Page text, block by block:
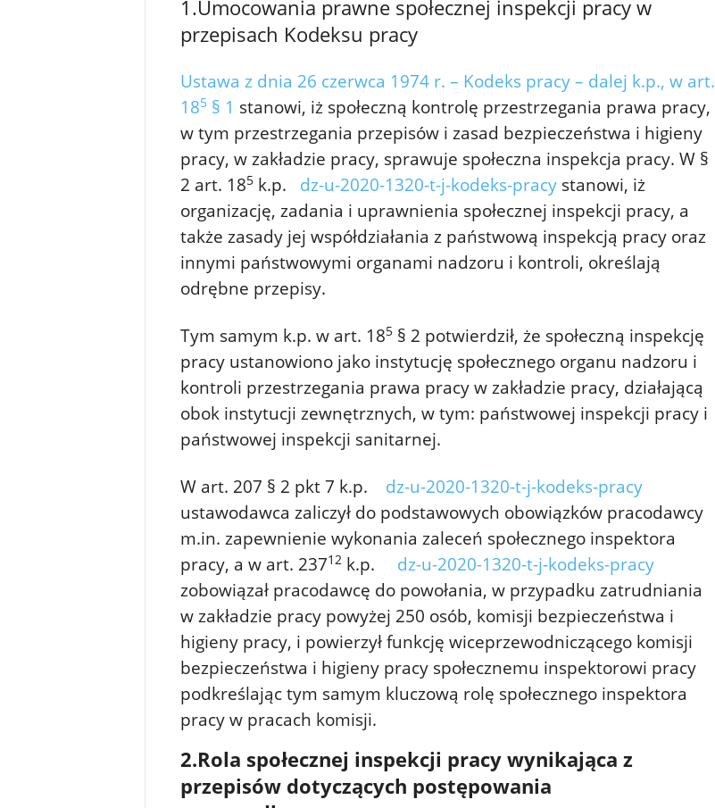
1.Umocowania prawne społecznej inspekcji pracy w
przepisach Kodeksu pracy
Ustawa z dnia 26 czerwca 1974 r. – Kodeks pracy – dalej k.p., w art.
185§ 1 stanowi, iż społeczną kontrolę przestrzegania prawa pracy,
w tym przestrzegania przepisów i zasad bezpieczeństwa i higieny
pracy, w zakładzie pracy, sprawuje społeczna inspekcja pracy. W §
2 art. 185k.p. dz-u-2020-1320-t-j-kodeks-pracystanowi, iż
organizację, zadania i uprawnienia społecznej inspekcji pracy, a
także zasady jej współdziałania z państwową inspekcją pracy oraz
innymi państwowymi organami nadzoru i kontroli, określają
odrębne przepisy.
Tym samym k.p. w art. 185§ 2 potwierdził, że społeczną inspekcję
pracy ustanowiono jako instytucję społecznego organu nadzoru i
kontroli przestrzegania prawa pracy w zakładzie pracy, działającą
obok instytucji zewnętrznych, w tym: państwowej inspekcji pracy i
państwowej inspekcji sanitarnej.
W art. 207 § 2 pkt 7 k.p.
dz-u-2020-1320-t-j-kodeks-pracy
ustawodawca zaliczył do podstawowych obowiązków pracodawcy
m.in. zapewnienie wykonania zaleceń społecznego inspektora
pracy, a w art. 23712k.p.
dz-u-2020-1320-t-j-kodeks-pracy
zobowiązał pracodawcę do powołania, w przypadku zatrudniania
w zakładzie pracy powyżej 250 osób, komisji bezpieczeństwa i
higieny pracy, i powierzył funkcję wiceprzewodniczącego komisji
bezpieczeństwa i higieny pracy społecznemu inspektorowi pracy
podkreślając tym samym kluczową rolę społecznego inspektora
pracy w pracach komisji.
2.Rola społecznej inspekcji pracy wynikająca z
przepisów dotyczących postępowania